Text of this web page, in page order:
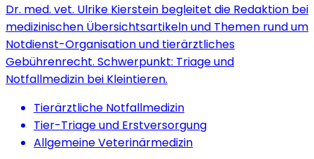
Dr. med. vet. Ulrike Kierstein begleitet die Redaktion bei
medizinischen Übersichtsartikeln und Themen rund um
Notdienst-Organisation und tierärztliches
Gebührenrecht. Schwerpunkt: Triage und
Notfallmedizin bei Kleintieren.
Tierärztliche Notfallmedizin
Tier-Triage und Erstversorgung
Allgemeine Veterinärmedizin